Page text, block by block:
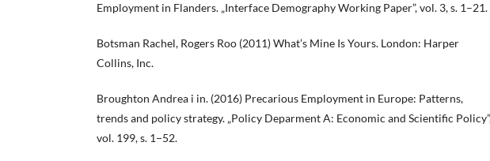
Employment in Flanders. „Interface Demography Working Paper”, vol. 3, s. 1–21.
Botsman Rachel, Rogers Roo (2011) What’s Mine Is Yours. London: Harper
Collins, Inc.
Broughton Andrea i in. (2016) Precarious Employment in Europe: Patterns,
trends and policy strategy. „Policy Deparment A: Economic and Scientific
vol. 199, s. 1−52.